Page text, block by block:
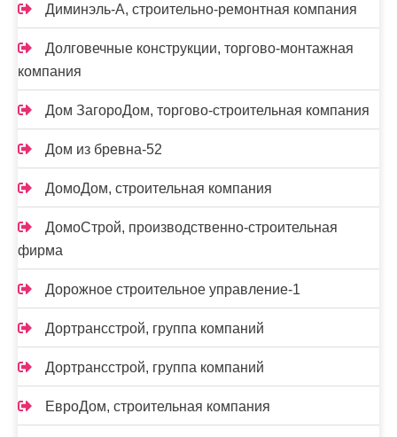
Диминэль-А, строительно-ремонтная компания
Долговечные конструкции, торгово-монтажная
компания
Дом ЗагороДом, торгово-строительная компания
Дом из бревна-52
ДомоДом, строительная компания
ДомоСтрой, производственно-строительная
фирма
Дорожное строительное управление-1
Дортрансстрой, группа компаний
Дортрансстрой, группа компаний
ЕвроДом, строительная компания